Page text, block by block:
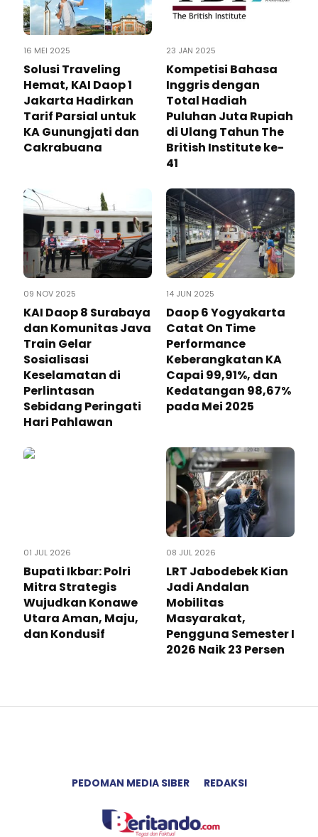
16 MEI 2025
Solusi Traveling
Hemat, KAI Daop 1
Jakarta Hadirkan
Tarif Parsial untuk
KA Gunungjati dan
Cakrabuana
23 JAN 2025
Kompetisi Bahasa
Inggris dengan
Total Hadiah
Puluhan Juta Rupiah
di Ulang Tahun The
British Institute ke-
41
09 NOV 2025
KAI Daop 8 Surabaya
dan Komunitas Java
Train Gelar
Sosialisasi
Keselamatan di
Perlintasan
Sebidang Peringati
Hari Pahlawan
14 JUN 2025
Daop 6 Yogyakarta
Catat On Time
Performance
Keberangkatan KA
Capai 99,91%, dan
Kedatangan 98,67%
pada Mei 2025
01 JUL 2026
Bupati Ikbar: Polri
Mitra Strategis
Wujudkan Konawe
Utara Aman, Maju,
dan Kondusif
08 JUL 2026
LRT Jabodebek Kian
Jadi Andalan
Mobilitas
Masyarakat,
Pengguna Semester I
2026 Naik 23 Persen
PEDOMAN MEDIA SIBER REDAKSI